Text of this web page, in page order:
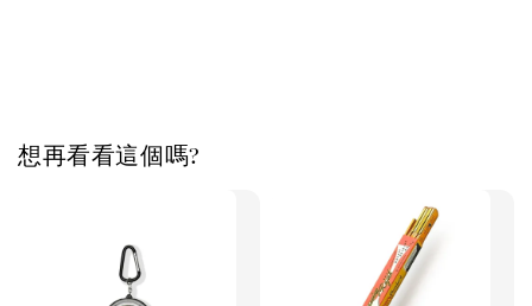
想再看看這個嗎?